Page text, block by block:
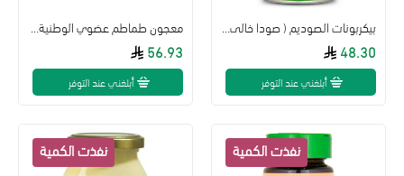
48.30
أبلغني عند التوفر
معجون طماطم عضوي الوطنية 260 جم 6 علب
56.93
أبلغني عند التوفر